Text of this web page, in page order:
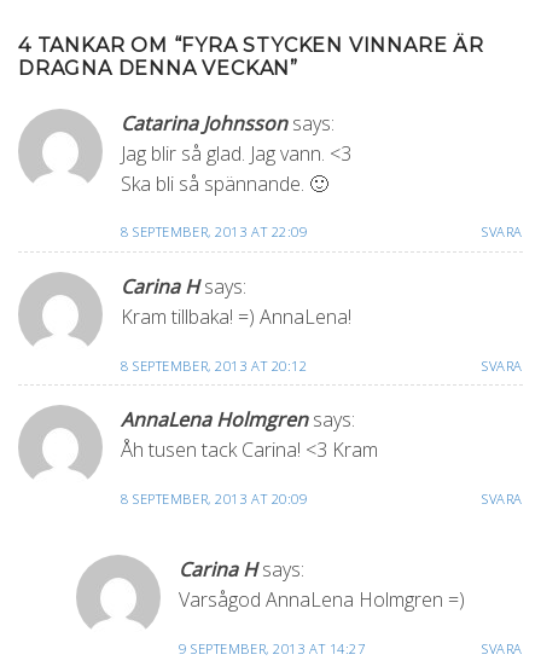
4 TANKAR OM “FYRA STYCKEN VINNARE ÄR
DRAGNA DENNA VECKAN”
Catarina Johnsson says:
Jag blir så glad. Jag vann. <3
Ska bli så spännande. 🙂
8 SEPTEMBER, 2013 AT 22:09 SVARA
Carina H says:
Kram tillbaka! =) AnnaLena!
8 SEPTEMBER, 2013 AT 20:12 SVARA
AnnaLena Holmgren says:
Åh tusen tack Carina! <3 Kram
8 SEPTEMBER, 2013 AT 20:09 SVARA
Carina H says:
Varsågod AnnaLena Holmgren =)
9 SEPTEMBER, 2013 AT 14:27 SVARA